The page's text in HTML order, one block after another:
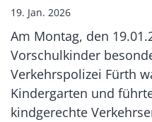
19. Jan. 2026
Am Montag, den
Vorschulkinder
Verkehrspolizei Fürth
Kindergarten und
kindgerechte